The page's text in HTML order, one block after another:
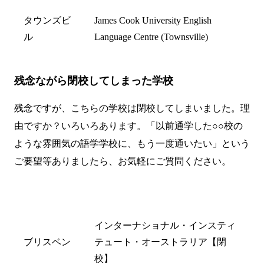
タウンズビ
ル
James Cook University English
Language Centre (Townsville)
残念ながら閉校してしまった学校
残念ですが、こちらの学校は閉校してしまいました。理
由ですか？いろいろあります。「以前通学した○○校の
ような雰囲気の語学学校に、もう一度通いたい」という
ご要望等ありましたら、 お気軽にご質問 ください。
ブリスベン
インターナショナル・インスティ
テュート・オーストラリア【閉
校】